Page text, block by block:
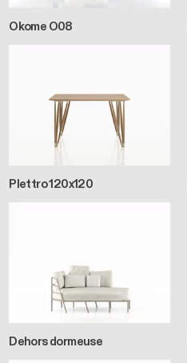
Okome O08
Plettro 120x120
Dehors dormeuse